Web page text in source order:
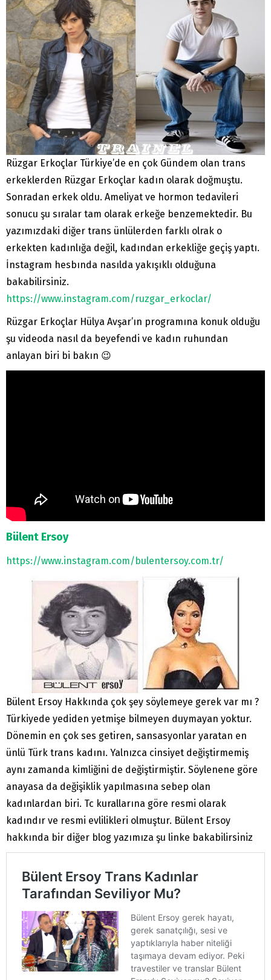
Rüzgar Erkoçlar Türkiye’de en çok Gündem olan trans
erkeklerden Rüzgar Erkoçlar kadın olarak doğmuştu.
Sonradan erkek oldu. Ameliyat ve hormon tedavileri
sonucu şu sıralar tam olarak erkeğe benzemektedir. Bu
yazımızdaki diğer trans ünlülerden farklı olrak o
erkekten kadınlığa değil, kadından erkekliğe geçiş yaptı.
İnstagram hesbında nasılda yakışıklı olduğuna
bakabilirsiniz.
https://www.instagram.com/ruzgar_erkoclar/
Rüzgar Erkoçlar Hülya Avşar’ın programına konuk olduğu
şu videoda nasıl da beyefendi ve kadın ruhundan
anlayan biri bi bakın 😉
Bülent Ersoy
https://www.instagram.com/bulentersoy.com.tr/
Bülent Ersoy Hakkında çok şey söylemeye gerek var mı ?
Türkiyede yediden yetmişe bilmeyen duymayan yoktur.
Dönemin en çok ses getiren, sansasyonlar yaratan en
ünlü Türk trans kadını. Yalnızca cinsiyet değiştirmemiş
aynı zamanda kimliğini de değiştirmiştir. Söylenene göre
anayasa da değişiklik yapılmasına sebep olan
kadınlardan biri. Tc kurallarına göre resmi olarak
kadındır ve resmi evlilikleri olmuştur. Bülent Ersoy
hakkında bir diğer blog yazımıza şu linke bakabilirsiniz